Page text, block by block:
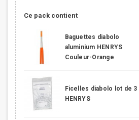
Ce pack contient
Baguettes diabolo
aluminium HENRYS
Couleur-Orange
Ficelles diabolo lot de 3
HENRYS